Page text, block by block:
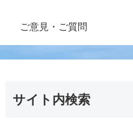
ご意見・ご質問
サイト内検索